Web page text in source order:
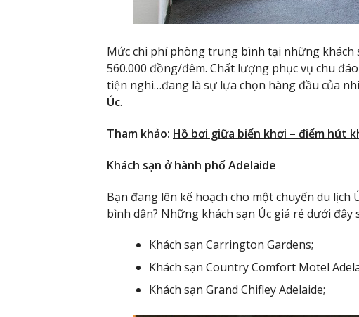
Mức chi phí phòng trung bình tại những khách
560.000 đồng/đêm. Chất lượng phục vụ chu
tiện nghi…đang là sự lựa chọn hàng đầu của
Úc.
Tham khảo: Hồ bơi giữa biển khơi – điểm hút
Khách sạn ở hành phố Adelaide
Bạn đang lên kế hoạch cho một chuyến du lịch
bình dân? Những khách sạn Úc giá rẻ dưới đây
Khách sạn Carrington Gardens;
Khách sạn Country Comfort Motel
Khách sạn Grand Chifley Adelaide;